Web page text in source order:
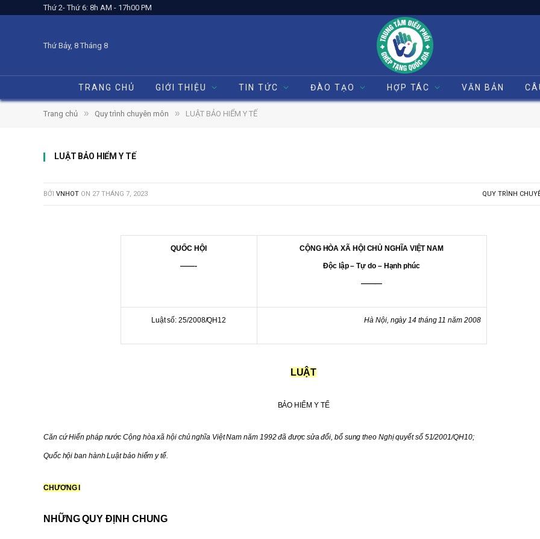
Thứ 2- Thứ 6: 8h AM - 17h00 PM
Thứ Bảy, 8 Tháng 8
TRANG CHỦ GIỚI THIỆU TIN TỨC ĐÀO TẠO HỢP TÁC VĂN BẢN
Trang chủ » Quy trình chuyên môn » LUẬT BẢO HIỂM Y TẾ
LUẬT BẢO HIỂM Y TẾ
BỞI VNHOT ON 27 THÁNG 7, 2023 QUY TRÌNH
QUỐC HỘI
——-
CỘNG HÒA XÃ HỘI CHỦ NGHĨA VIỆT NAM
Độc lập – Tự do – Hạnh phúc
———
Luật số: 25/2008/QH12 Hà Nội, ngày 14 tháng 11 năm 2008
LUẬT
BẢO HIỂM Y TẾ
Căn cứ Hiến pháp nước Cộng hòa xã hội chủ nghĩa Việt Nam năm 1992 đã được sửa đổi, bổ sung theo Nghị quyết số 51/2001/QH10;
Quốc hội ban hành Luật bảo hiểm y tế.
CHƯƠNG I
NHỮNG QUY ĐỊNH CHUNG